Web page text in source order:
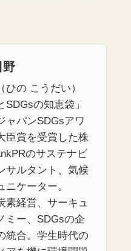
野
ひの こうだい）
SDGsの知恵袋」
ャパンSDGsアワ
臣賞を受賞した株
のサステナビ
サルタント、気候
ニケーター。
素経営、サーキュ
ミー、SDGsの企
統合。学生時代の